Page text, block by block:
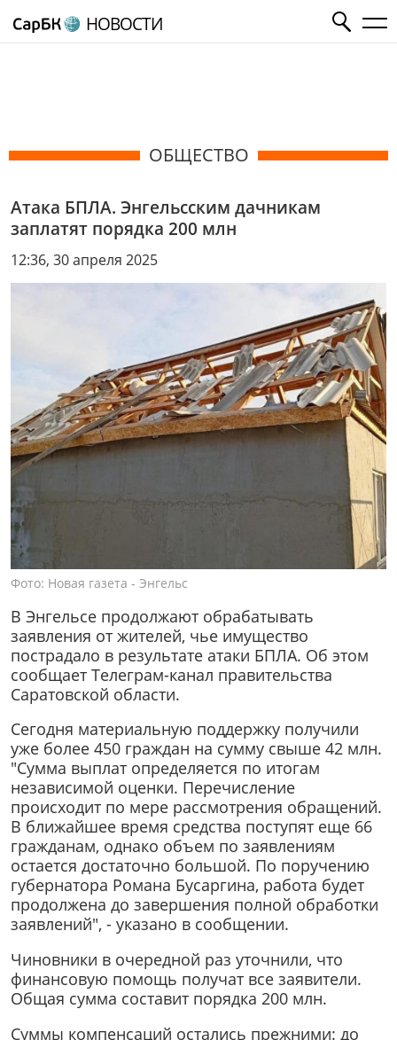
НОВОСТИ
ОБЩЕСТВО
Атака БПЛА. Энгельсским дачникам
заплатят порядка 200 млн
12:36, 30 апреля 2025
Фото: Новая газета - Энгельс
В Энгельсе продолжают обрабатывать
заявления от жителей, чье имущество
пострадало в результате атаки БПЛА. Об этом
сообщает Телеграм-канал правительства
Саратовской области.
Сегодня материальную поддержку получили
уже более 450 граждан на сумму свыше 42 млн.
"Сумма выплат определяется по итогам
независимой оценки. Перечисление
происходит по мере рассмотрения обращений.
В ближайшее время средства поступят еще 66
гражданам, однако объем по заявлениям
остается достаточно большой. По поручению
губернатора Романа Бусаргина, работа будет
продолжена до завершения полной обработки
заявлений", - указано в сообщении.
Чиновники в очередной раз уточнили, что
финансовую помощь получат все заявители.
Общая сумма составит порядка 200 млн.
Суммы компенсаций остались прежними: до